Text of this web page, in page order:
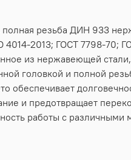
полная резьба ДИН 933
2013; ГОСТ 7798-70;
из нержавеющей
головкой и полной
обеспечивает
и предотвращает
работы с различными